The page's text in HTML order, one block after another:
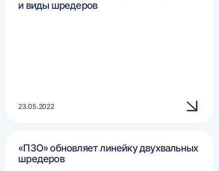
и виды шредеров
23.05.2022
«ПЗО» обновляет линейку двухвальных
шредеров